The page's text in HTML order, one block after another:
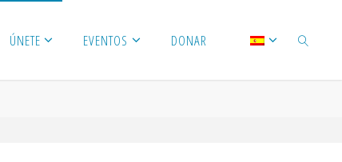
ÚNETE EVENTOS DONAR